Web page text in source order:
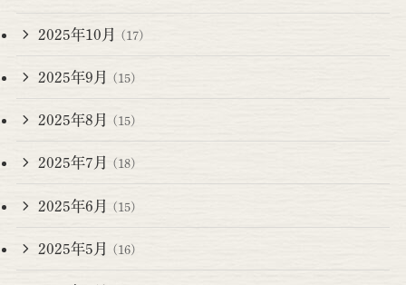
2025年10月 (17)
2025年9月 (15)
2025年8月 (15)
2025年7月 (18)
2025年6月 (15)
2025年5月 (16)